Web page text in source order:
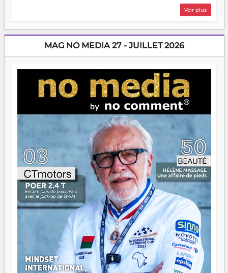
plus nombreux à se lancer, à créer, à risquer — souvent
sans filet, souvent sans aide, mais toujours avec cette
dorment vraiment la nuit. En culture, les nouvelles sont
encore meilleures. Aina Rasamoelina vient de décrocher le
Prix RFI Instrumental Afrique. Miangaly Elia rafle le Prix
jeunes qui tiennent la torche. Alors oui, on pourrait
s'arrêter là, applaudir et rentrer chez soi satisfait. Mais ce
serait passer à côté d'une chose essentielle. La fougue, ça
brûle fort — et parfois, ça brûle vite. Une flamme sans
direction peut éclairer autant qu'elle peut consumer. C'est
là que les aînés entrent en scène — pas pour reprendre le
gouvernail, mais pour montrer où sont les récifs. Les jeunes
ont la force, les vieux ont l'expérience, comme on dit. Ce
n'est pas un combat de générations — c'est une question
d'équipage. Partagez vos réussites, mais aussi vos échecs.
Surtout vos échecs, d'ailleurs — ils enseignent mieux que
n'importe quel manuel. À Madagascar, la barque avance.
Il faut juste s'assurer que tout le monde rame dans le
même sens.
Voir plus
MAG NO MEDIA 27 - JUILLET 2026